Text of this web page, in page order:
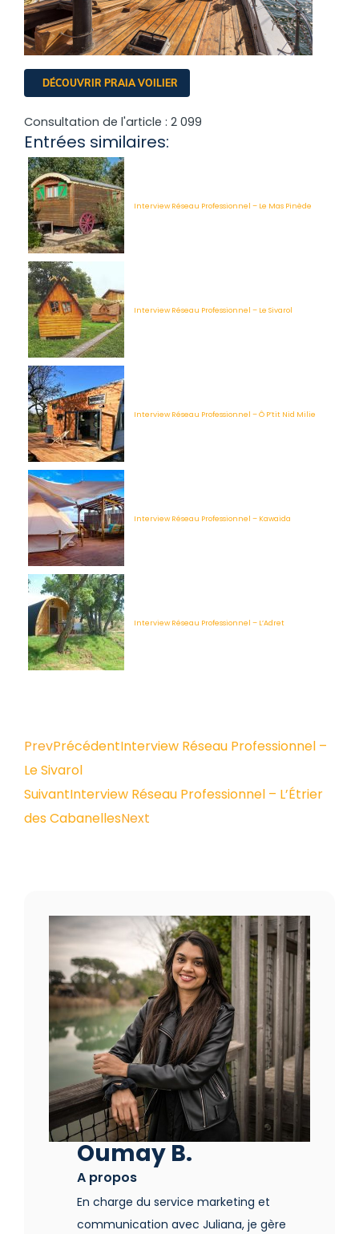
DÉCOUVRIR PRAIA VOILIER
Consultation de l'article : 2 099
Entrées similaires:
Interview Réseau Professionnel – Le Mas Pinède
Interview Réseau Professionnel – Le Sivarol
Interview Réseau Professionnel – Ô P’tit Nid Milie
Interview Réseau Professionnel – Kawaida
Interview Réseau Professionnel – L’Adret
PrevPrécédentInterview Réseau Professionnel –
Le Sivarol
SuivantInterview Réseau Professionnel – L’Étrier
des CabanellesNext
Oumay B.
A propos
En charge du service marketing et
communication avec Juliana, je gère